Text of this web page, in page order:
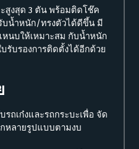
สูงสุด 3 ตัน พร้อมติดโช๊ค
บน้ำหนัก/ทรงตัวได้ดีขึ้น มี
นบให้เหมาะสม กับน้ำหนัก
รับรองการติดตั้งได้อีกด้วย
รถเก๋งและรถกระบะเพื่อ จัด
หลายรูปแบบตามงบ